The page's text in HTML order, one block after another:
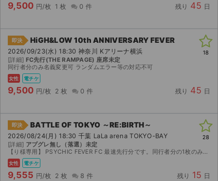
公演登録依頼
チケットジャムの取り組み
音楽情報
9,500 円/枚 1 枚 0 件 残り 45 日
即決 HiGH&LOW 10th ANNIVERSARY FEVER
2026/09/23(水) 18:30 神奈川 Kアリーナ横浜
[詳細] FC先行(THE RAMPAGE) 座席未定
同行者分のみ名義変更可 ランダムエラー等の対応不可
女性 電チケ
9,500 円/枚 2 枚 0 件 残り 45 日
18
即決 BATTLE OF TOKYO ～RE:BIRTH～
2026/08/24(月) 18:30 千葉 LaLa arena TOKYO-BAY
[詳細] アプグレ無し（落選）未定
【り様専用】 PSYCHIC FEVER FC 最速先行分です。同行者分の1枚のみ名義変更可能です。
女性 電チケ
9,555 円/枚 2 枚 8 件 残り 15 日
28